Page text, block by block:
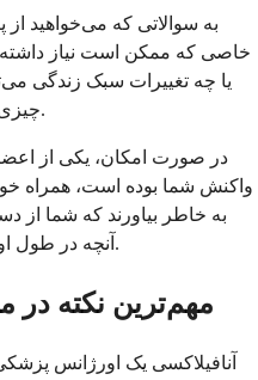
به سوالاتی که می‌خواهید
خاصی که ممکن است نیاز داشته
یا چه تغییرات سبک زندگی
چیزی که شما را نگران می‌کند، دریغ نکنید.
در صورت امکان، یکی از
واکنش شما بوده است، همراه خود
به خاطر بیاورند که شما از
آنچه در طول اورژانس اتفاق افتاده است، ارائه دهند.
مهم‌ترین نکته در
آنافیلاکسی یک اورژانس